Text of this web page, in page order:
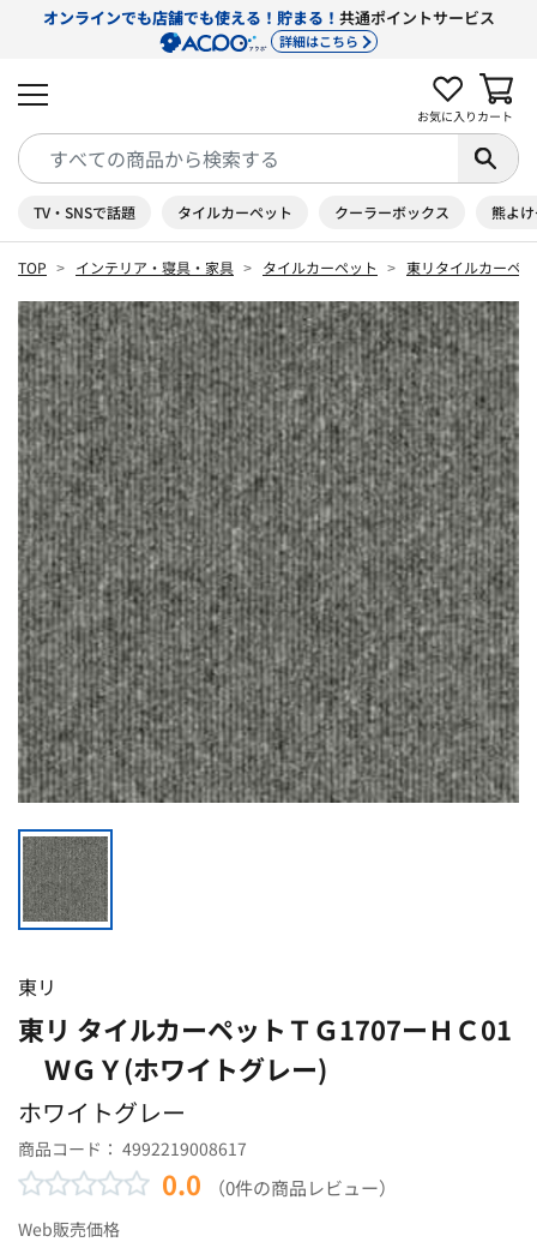
オンラインでも店舗でも使える！貯まる！ 共通ポイントサービス
詳細はこちら
お気に入り カート
TV・SNSで話題 タイルカーペット クーラーボックス 熊よ
TOP インテリア・寝具・家具 タイルカーペット 東リタイルカーペ
東リ
東リ タイルカーペットＴＧ1707ーＨＣ01
ＷＧＹ(ホワイトグレー)
ホワイトグレー
商品コード： 4992219008617
0.0 （0件の商品レビュー）
Web販売価格